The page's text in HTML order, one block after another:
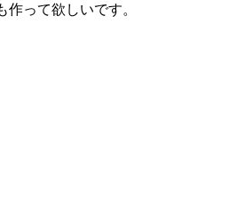
って欲しいです。